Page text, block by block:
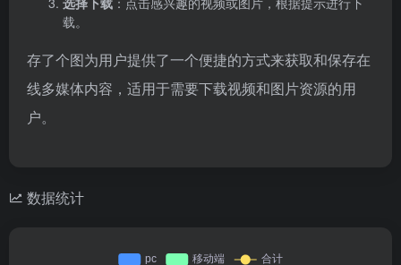
载。
存了个图为用户提供了一个便捷的方式来获取和保存在
线多媒体内容，适用于需要下载视频和图片资源的用
户。
数据统计